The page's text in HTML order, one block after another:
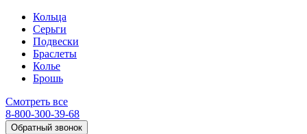
Кольца
Серьги
Подвески
Браслеты
Колье
Брошь
Смотреть все
8-800-300-39-68
Обратный звонок